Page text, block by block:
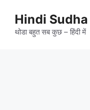
contentHindi Sudha
थोडा बहुत सब कुछ – हिंदी में